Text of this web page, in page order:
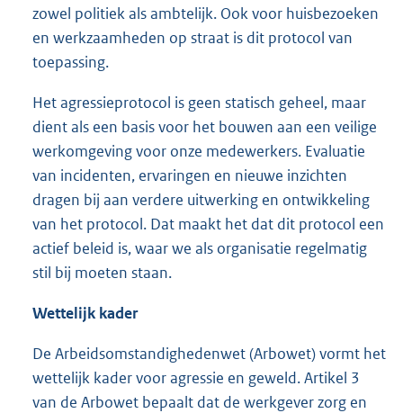
zowel politiek als ambtelijk. Ook voor huisbezoeken
en werkzaamheden op straat is dit protocol van
toepassing.
Het agressieprotocol is geen statisch geheel, maar
dient als een basis voor het bouwen aan een veilige
werkomgeving voor onze medewerkers. Evaluatie
van incidenten, ervaringen en nieuwe inzichten
dragen bij aan verdere uitwerking en ontwikkeling
van het protocol. Dat maakt het dat dit protocol een
actief beleid is, waar we als organisatie regelmatig
stil bij moeten staan.
Wettelijk kader
De Arbeidsomstandighedenwet (Arbowet) vormt het
wettelijk kader voor agressie en geweld. Artikel 3
van de Arbowet bepaalt dat de werkgever zorg en